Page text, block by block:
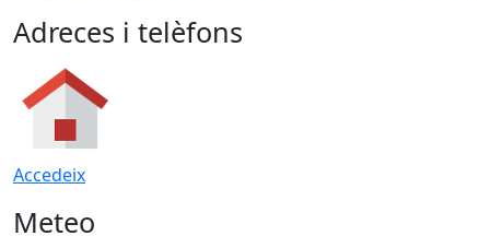
Adreces i telèfons
Accedeix
Meteo